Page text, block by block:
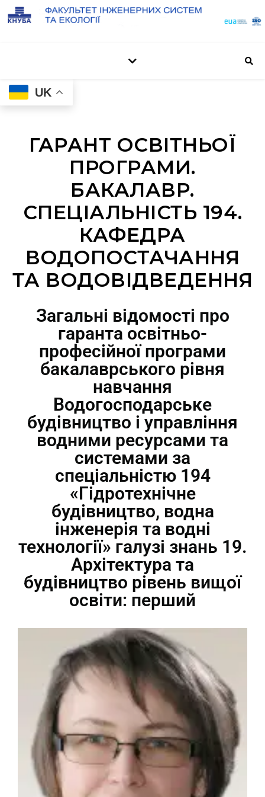
UK
ГАРАНТ ОСВІТНЬОЇ
ПРОГРАМИ.
БАКАЛАВР.
СПЕЦІАЛЬНІСТЬ 194.
КАФЕДРА
ВОДОПОСТАЧАННЯ
ТА ВОДОВІДВЕДЕННЯ
Загальні відомості про
гаранта освітньо-
професійної програми
бакалаврського рівня
навчання
Водогосподарське
будівництво і управління
водними ресурсами та
системами за
спеціальністю 194
«Гідротехнічне
будівництво, водна
інженерія та водні
технології» галузі знань 19.
Архітектура та
будівництво рівень вищої
освіти: перший